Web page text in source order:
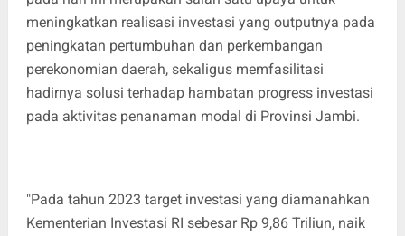
meningkatkan realisasi investasi yang outputnya pada
peningkatan pertumbuhan dan perkembangan
perekonomian daerah, sekaligus memfasilitasi
hadirnya solusi terhadap hambatan progress investasi
pada aktivitas penanaman modal di Provinsi Jambi.
"Pada tahun 2023 target investasi yang diamanahkan
Kementerian Investasi RI sebesar Rp 9,86 Triliun, naik